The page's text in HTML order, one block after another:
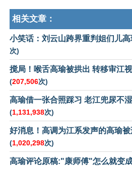
相关文章：
小笑话：刘云山跨界重判姐们儿高
次)
搅局！喉舌高瑜被拱出 转移审江
(207,506次)
高瑜借一张合照踩习 老江兜尿不
(1,131,938次)
好消息！高调为江系发声的高瑜
(1,020,298次)
高瑜评论原稿:"康师傅"怎么就变